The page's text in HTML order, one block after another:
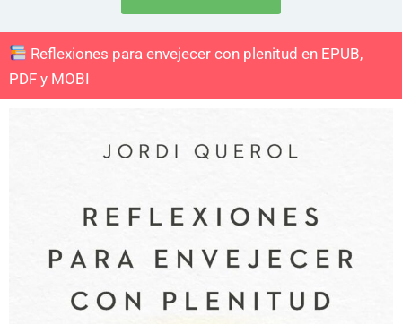
Reflexiones para envejecer con plenitud en EPUB,
PDF y MOBI